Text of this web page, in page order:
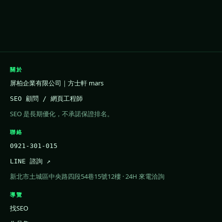
關於
屏柏企業有限公司｜方士軒 mars
SEO 顧問 / 網頁工程師
SEO 是長期優化，不承諾保證排名。
聯絡
0921-301-015
LINE 諮詢 ↗
新北市土城區中央路四段54巷15號12樓 · 24H 來電洽詢
導覽
找SEO